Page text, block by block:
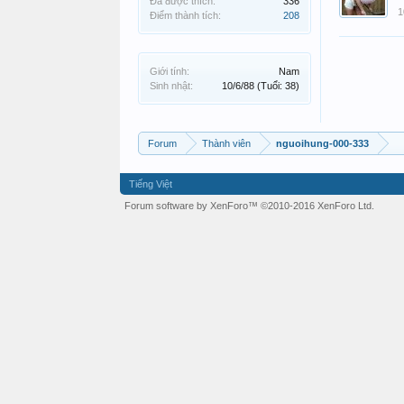
Điểm thành tích:
208
Giới tính:
Nam
Sinh nhật:
10/6/88 (Tuổi: 38)
Forum Thành viên nguoihung-000-333
Tiếng Việt
Forum software by XenForo™ ©2010-2016 XenForo Ltd.